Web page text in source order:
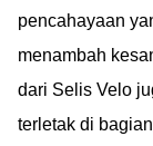
pencahayaan
menambah
dari Selis Velo
terletak di